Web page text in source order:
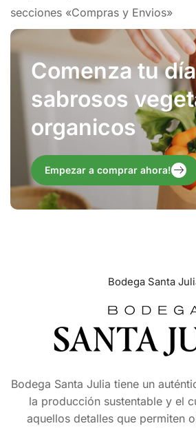
secciones «Compras y Envios»
Comenza tu
sabrosos
organicos
Empezar a comprar ahora!
Bodega Santa
Bodega Santa Julia tiene un
la producción sustentable y el
aquellos detalles que permiten